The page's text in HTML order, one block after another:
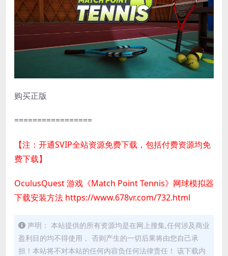
购买正版
=================
【注：开通SVIP全站资源免费下载，包括付费资源均免
费下载】
OculusQuest 游戏《Match Point Tennis》网球模拟器
下载安装方法 https://www.678vr.com/732.html
声明： 本站提供的所有资源均是在网上搜集,任何涉及商业
盈利目的均不得使用， 否则产生的一切后果将由您自己承
担！本站将不对本站的任何内容负任何法律责任！ 该下载内